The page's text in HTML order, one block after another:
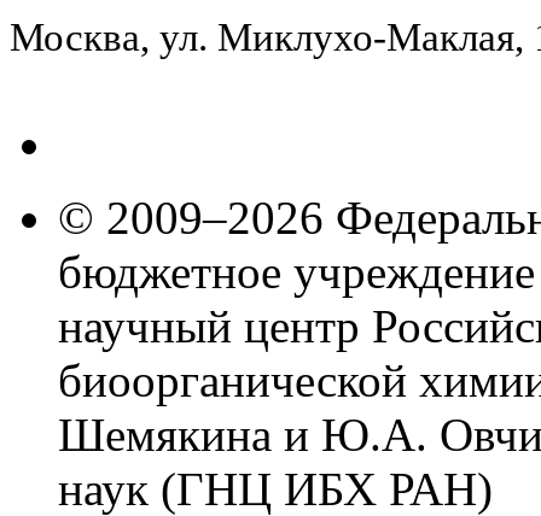
Москва, ул. Миклухо-
© 2009–2026
бюджетное
научный центр
биоорганической
Шемякина и Ю.А.
наук (ГНЦ ИБХ РАН)